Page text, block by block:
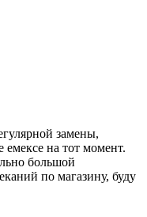
замены,
емексе на тот момент.
большой
по магазину, буду